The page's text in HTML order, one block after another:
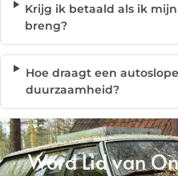
Krijg ik betaald als ik
breng?
Hoe draagt een
duurzaamheid?
Word Lid van